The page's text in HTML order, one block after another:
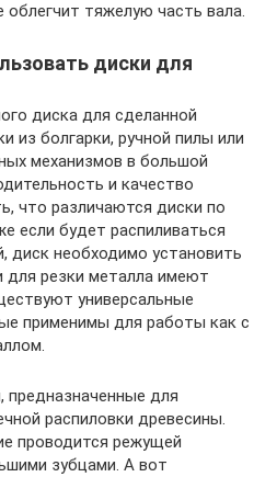
облегчит тяжелую часть вала.
диски для
диска для сделанной
из болгарки, ручной пилы или
механизмов в большой
и качество
что различаются диски по
если будет распиливаться
диск необходимо установить
для резки металла имеют
универсальные
применимы для работы как с
предназначенные для
распиловки древесины.
проводится режущей
зубцами. А вот